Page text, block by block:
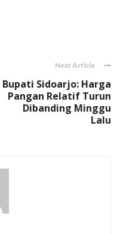
Next Article
Bupati Sidoarjo: Harga
Pangan Relatif Turun
Dibanding Minggu
Lalu